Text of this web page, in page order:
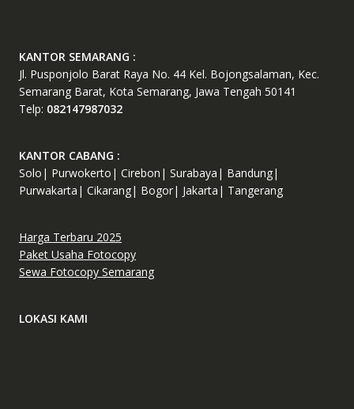
KANTOR SEMARANG :
Jl. Pusponjolo Barat Raya No. 44 Kel. Bojongsalaman, Kec.
Semarang Barat, Kota Semarang, Jawa Tengah 50141
Telp: 082147987032
KANTOR CABANG :
Solo| Purwokerto| Cirebon| Surabaya| Bandung|
Purwakarta| Cikarang| Bogor| Jakarta| Tangerang
Harga Terbaru 2025
Paket Usaha Fotocopy
Sewa Fotocopy Semarang
LOKASI KAMI